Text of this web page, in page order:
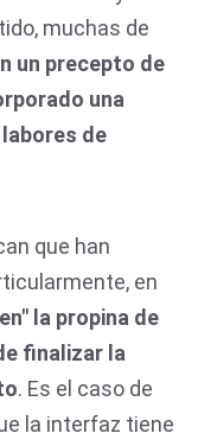
muchas de
un precepto de
una
de
que han
en
la propina de
finalizar la
. Es el caso de
la interfaz tiene